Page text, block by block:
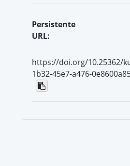
Persistente
URL:
https://doi.org/10.25362/
1b32-45e7-a476-